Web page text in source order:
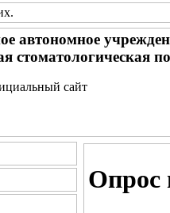
.
автономное
стоматологическая
сайт
Опрос